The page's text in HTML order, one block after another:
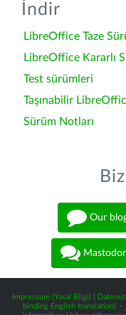
İndir
LibreOffice Taze
LibreOffice Kararlı
Test sürümleri
Taşınabilir
Sürüm Notları
Our
Impressum (Yasal Bilgi)
binding English translation) -